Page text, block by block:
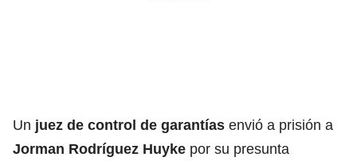
Un juez de control de garantías envió a prisión a
Jorman Rodríguez Huyke por su presunta